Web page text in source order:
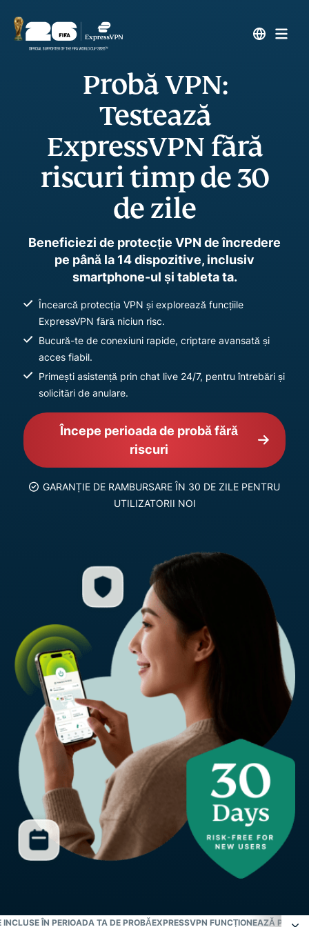
Probă VPN:
Testează
ExpressVPN fără
riscuri timp de 30
de zile
Beneficiezi de protecție VPN de încredere
pe până la 14 dispozitive, inclusiv
smartphone-ul și tableta ta.
Încearcă protecția VPN și explorează funcțiile
ExpressVPN fără niciun risc.
Bucură-te de conexiuni rapide, criptare avansată și
acces fiabil.
Primești asistență prin chat live 24/7, pentru întrebări și
solicitări de anulare.
Începe perioada de probă fără
riscuri
GARANȚIE DE RAMBURSARE ÎN 30 DE ZILE PENTRU
UTILIZATORII NOI
ÎN PERIOADA TA DE PROBĂEXPRESSVPN FUNCȚIONEAZĂ PE